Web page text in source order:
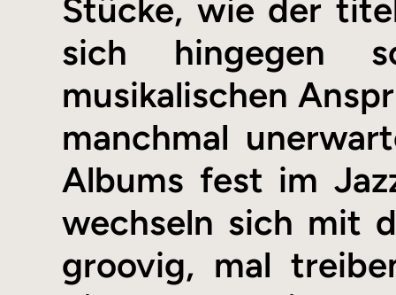
Stücke, wie der
sich hingegen
musikalischen
manchmal
Albums fest im
wechseln sich mit
groovig, mal